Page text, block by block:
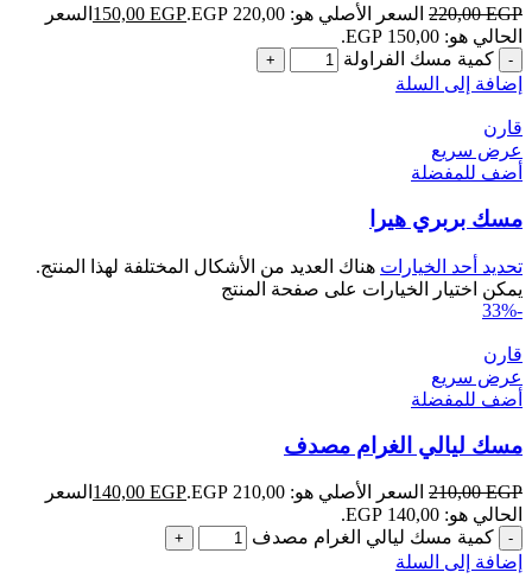
220,00EGP السعر الأصلي هو: 220,00 EGP. 150,00 EGP
السعر
الحالي هو: 150,00 EGP.
كمية مسك الفراولة
إضافة إلى السلة
قارن
عرض سريع
أضف للمفضلة
مسك بربري هيرا
تحديد أحد الخيارات هناك العديد من الأشكال المختلفة لهذا المنتج.
يمكن اختيار الخيارات على صفحة المنتج
-33%
قارن
عرض سريع
أضف للمفضلة
مسك ليالي الغرام مصدف
210,00EGP السعر الأصلي هو: 210,00 EGP. 140,00 EGP
السعر
الحالي هو: 140,00 EGP.
كمية مسك ليالي الغرام مصدف
إضافة إلى السلة